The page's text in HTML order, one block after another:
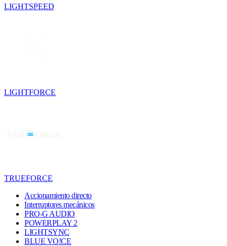
LIGHTSPEED
LIGHTFORCE
TRUEFORCE
Accionamiento directo
Interruptores mecánicos
PRO-G AUDIO
POWERPLAY 2
LIGHTSYNC
BLUE VO!CE